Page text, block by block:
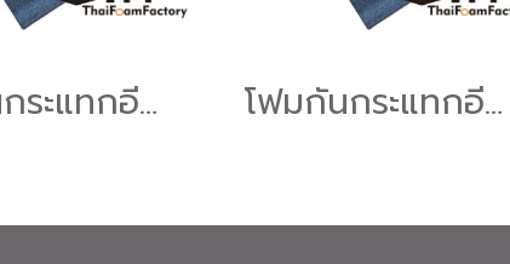
โฟมกันกระแทกอีพีอี (EPE Foam Sheet )โฟมอีพีอีสีดำหนา3ซม.ขนาด100*200ซม. โฟมกันกระแทกอีพีอี (EPE Foam Sheet )โฟมอีพีอีสีดำหนา10ซม.ขนาด100*200ซม.